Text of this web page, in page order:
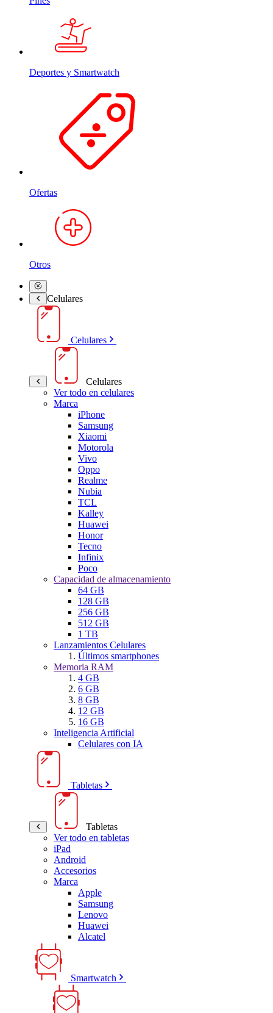
Deportes y Smartwatch
Ofertas
Otros
Celulares
Celulares
Celulares
Ver todo en celulares
Marca
iPhone
Samsung
Xiaomi
Motorola
Vivo
Oppo
Realme
Nubia
TCL
Kalley
Huawei
Honor
Tecno
Infinix
Poco
Capacidad de almacenamiento
64 GB
128 GB
256 GB
512 GB
1 TB
Lanzamientos Celulares
Últimos smartphones
Memoria RAM
4 GB
6 GB
8 GB
12 GB
16 GB
Inteligencia Artificial
Celulares con IA
Tabletas
Tabletas
Ver todo en tabletas
iPad
Android
Accesorios
Marca
Apple
Samsung
Lenovo
Huawei
Alcatel
Smartwatch